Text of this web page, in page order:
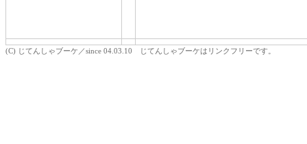
(C) じてんしゃブーケ／since 04.03.10 じてんしゃブーケはリンクフリーです。